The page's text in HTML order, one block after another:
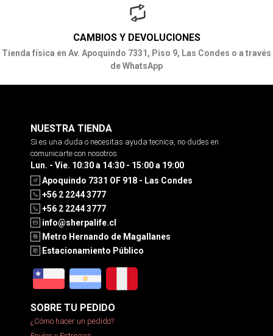
CAMBIOS Y DEVOLUCIONES
Tienda física en Av. Apoquindo 7331, Piso 9, Las Condes o a través
de WhatsApp
NUESTRA TIENDA
Si es una duda o necesitas ayuda tecnica, no dudes en
comunicarte con nosotros
Lun. - Vie. 10:30 a 14:30 - 15:00 a 19:00
Apoquindo 7331 OF 918 - Las Condes
+56 2 2244 3777
+56 2 2244 3777
info@sherpalife.cl
Metro Hernando de Magallanes
Estacionamiento Público
SOBRE TU PEDIDO
¿Cómo hacer un pedido?